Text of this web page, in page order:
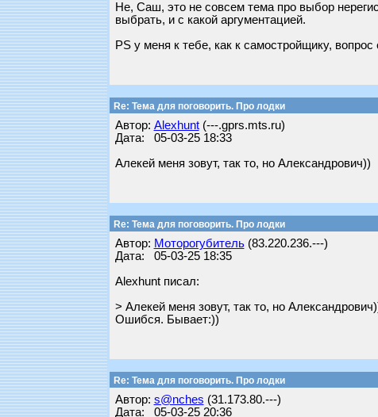
Не, Саш, это не совсем тема про выбор
выбрать, и с какой аргументацией.
PS у меня к тебе, как к самостройщику,
Re: Тема для поговорить. Про лодки
Автор: Alexhunt(---.gprs.mts.ru)
Дата: 05-03-25 18:33
Алекей меня зовут, так то, но Александрович))
Re: Тема для поговорить. Про лодки
Автор: Моторогубитель(83.220.236.---)
Дата: 05-03-25 18:35
Alexhunt писал:
> Алекей меня зовут, так то, но
Ошибся. Бывает:))
Re: Тема для поговорить. Про лодки
Автор: s@nches (31.173.80.---)
Дата: 05-03-25 20:36